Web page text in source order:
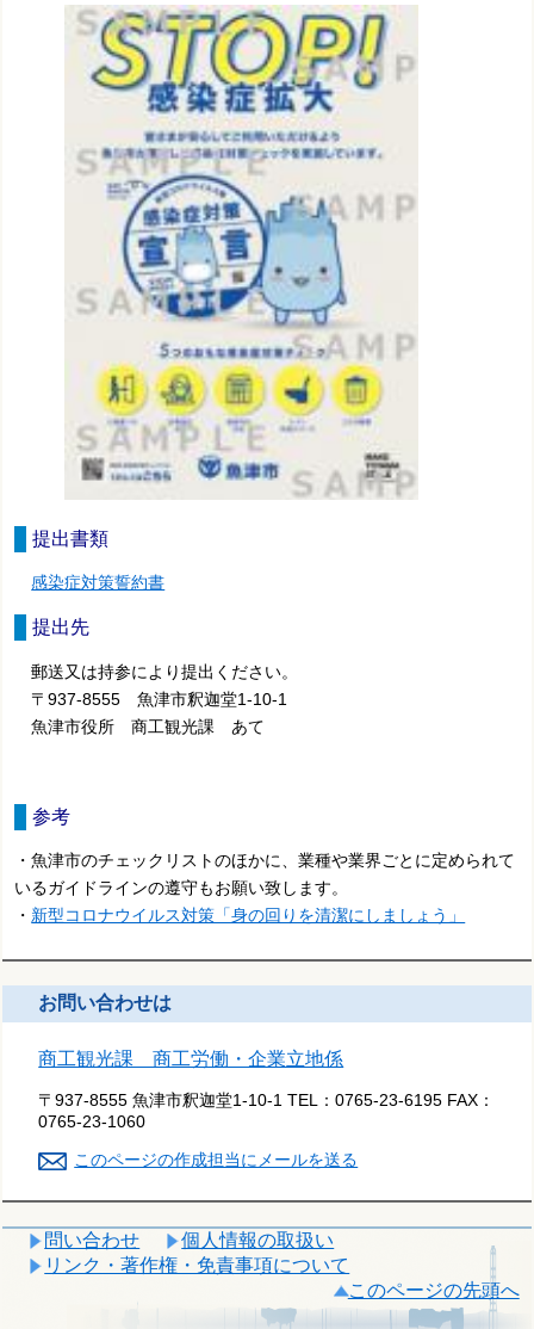
提出書類
感染症対策誓約書
提出先
郵送又は持参により提出ください。
〒937-8555 魚津市釈迦堂1-10-1
魚津市役所 商工観光課 あて
参考
・魚津市のチェックリストのほかに、業種や業界ごとに定められて
いるガイドラインの遵守もお願い致します。
・ 新型コロナウイルス対策「身の回りを清潔にしましょう」
お問い合わせは
商工観光課 商工労働・企業立地係
〒937-8555 魚津市釈迦堂1-10-1 TEL：0765-23-6195 FAX：
0765-23-1060
このページの作成担当にメールを送る
問い合わせ
個人情報の取扱い
リンク・著作権・免責事項について
このページの先頭へ